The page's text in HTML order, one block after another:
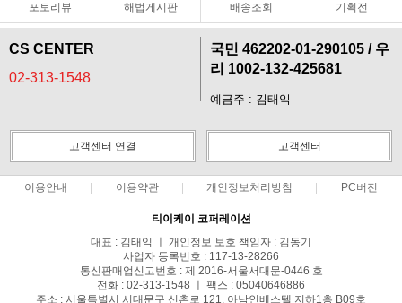
포토리뷰 해법게시판 배송조회 기획전
CS CENTER
02-313-1548
국민 462202-01-290105 / 우
리 1002-132-425681
예금주 : 김태익
고객센터 연결 고객센터
이용안내 이용약관 개인정보처리방침 PC버전
티이케이 코퍼레이션
대표 : 김태익 ㅣ 개인정보 보호 책임자 : 김동기
사업자 등록번호 : 117-13-28266
통신판매업신고번호 : 제 2016-서울서대문-0446 호
전화 : 02-313-1548 ㅣ 팩스 : 05040646886
주소 : 서울특별시 서대문구 신촌로 121, 아남인베스텔 지하1층 B09호